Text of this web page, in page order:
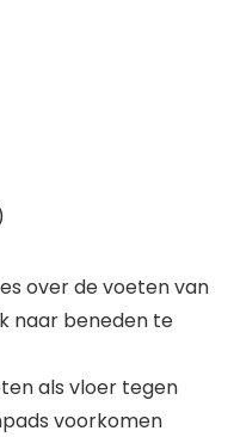
over de voeten van
naar beneden te
als vloer tegen
voorkomen